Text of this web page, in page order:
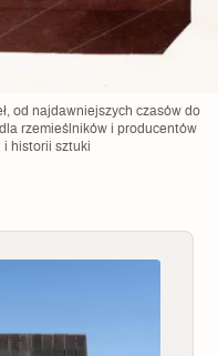
od najdawniejszych czasów do
rzemieślników i producentów
i historii sztuki